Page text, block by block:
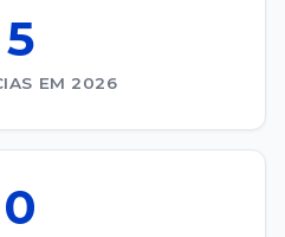
5
EM 2026
0